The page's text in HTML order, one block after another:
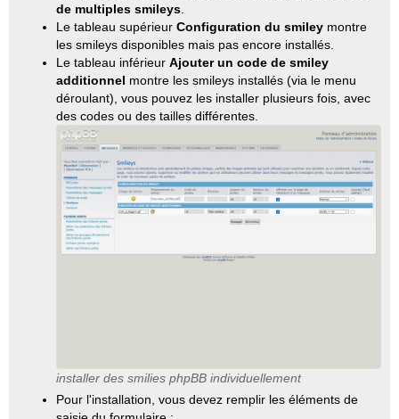
de multiples smileys.
Le tableau supérieur Configuration du smileymontre
les smileys disponibles mais pas encore installés.
Le tableau inférieur Ajouter un code de smiley
additionnel montre les smileys installés (via le menu
déroulant), vous pouvez les installer plusieurs fois, avec
des codes ou des tailles différentes.
installer des smilies phpBB individuellement
Pour l'installation, vous devez remplir les éléments de